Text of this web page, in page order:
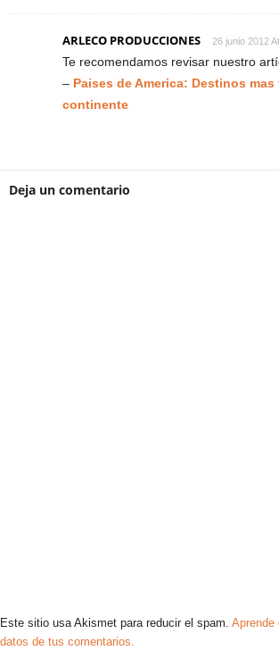
ARLECO PRODUCCIONES 26 junio 2012
Te recomendamos revisar nuestro
– Paises de America: Destinos
continente
Deja un comentario
Este sitio usa Akismet para reducir el spam. Aprende
datos de tus comentarios.